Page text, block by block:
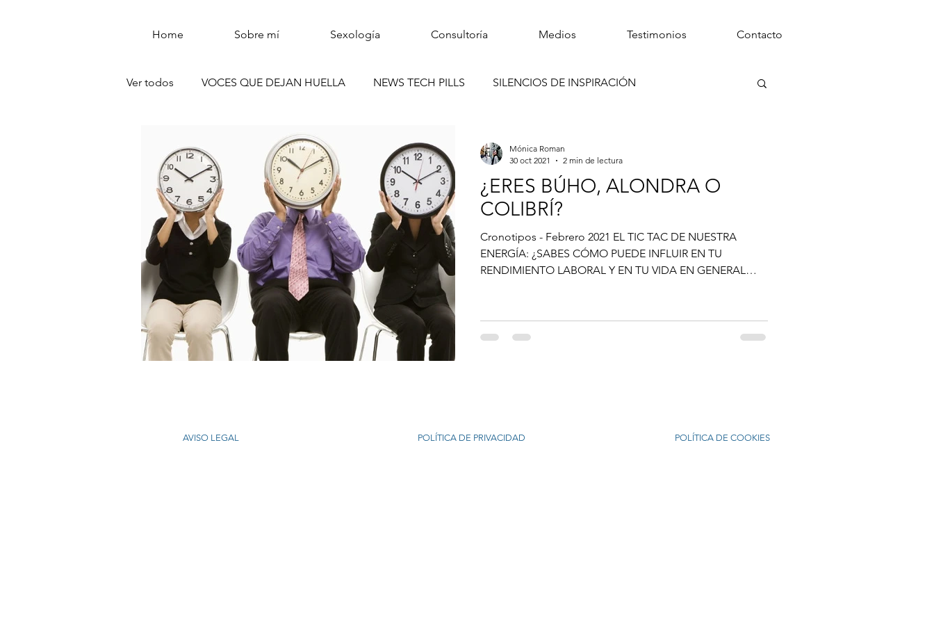
Home Sobre mí Sexología Consultoría Medios Testimonios Contacto
Ver todos VOCES QUE DEJAN HUELLA NEWS TECH PILLS SILENCIOS DE INSPIRACIÓN
REFLEXIONES QUE DEJAN HUELLA
¿ERES BÚHO, ALONDRA O
COLIBRÍ?
Cronotipos - Febrero 2021 EL TIC TAC DE NUESTRA
ENERGÍA: ¿SABES CÓMO PUEDE INFLUIR EN TU
RENDIMIENTO LABORAL Y EN TU VIDA EN GENERAL
Mónica Roman
30 oct 2021
2 min de lectura
AVISO LEGAL POLÍTICA DE PRIVACIDAD POLÍTICA DE COOKIES